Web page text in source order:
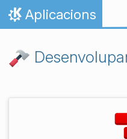
Salta fins al contingut
Inici
Aplicacions